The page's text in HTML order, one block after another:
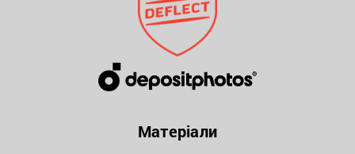
Матеріали